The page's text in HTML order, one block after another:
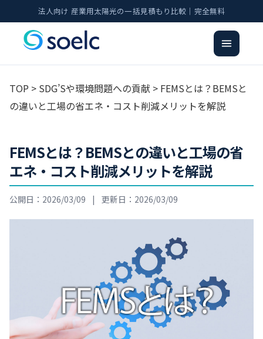
法人向け 産業用太陽光の一括見積もり比較｜完全無料
TOP > SDG’Sや環境問題への貢献 > FEMSとは？BEMSと
の違いと工場の省エネ・コスト削減メリットを解説
FEMSとは？BEMSとの違いと工場の省
エネ・コスト削減メリットを解説
公開日：2026/03/09 | 更新日：2026/03/09